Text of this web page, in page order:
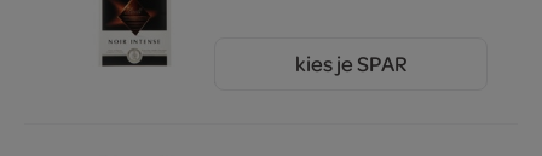
kies je SPAR